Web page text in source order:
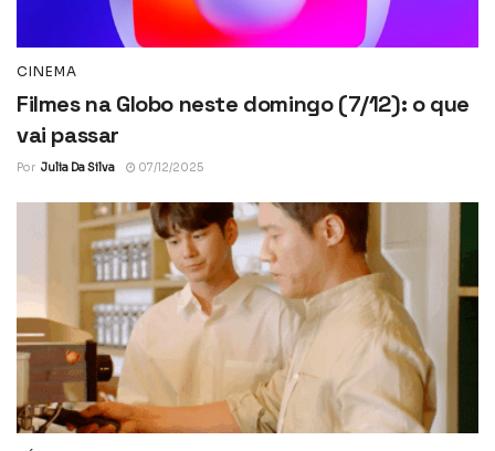
CINEMA
Filmes na Globo neste domingo (7/12): o que
vai passar
Por Julia Da Silva 07/12/2025